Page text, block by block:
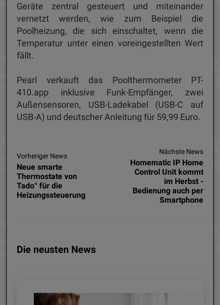
Geräte zentral gesteuert und miteinander
vernetzt werden, wie zum Beispiel die
Poolheizung, die sich einschaltet, wenn die
Temperatur unter einen voreingestellten Wert
fällt.
Pearl verkauft das Poolthermometer PT-
410.app inklusive Funk-Empfänger, zwei
Außensensoren, USB-Ladekabel (USB-C auf
USB-A) und deutscher Anleitung für 59,99 Euro.
Vorheriger News
Neue smarte
Thermostate von
Tado° für die
Heizungssteuerung
Nächste News
Homematic IP Home
Control Unit kommt
im Herbst -
Bedienung auch per
Smartphone
Die neusten News